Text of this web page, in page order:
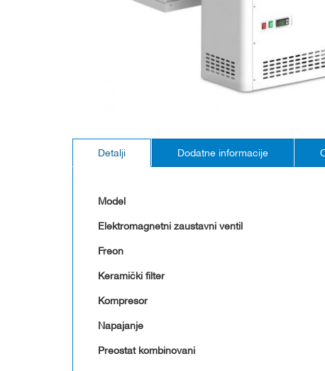
to
beginning
gallery
Detalji
Model
Elektromagnetni zaustavni ventil
Freon
Keramički filter
Kompresor
Napajanje
Preostat kombinovani
Dodatne informacije